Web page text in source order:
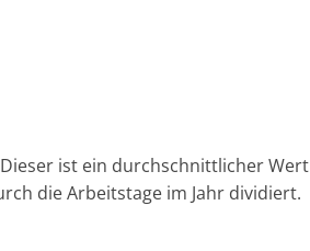
ist ein durchschnittlicher Wert
die Arbeitstage im Jahr dividiert.